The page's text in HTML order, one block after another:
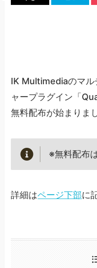
IK Multimediaのマル
ャープラグイン「
無料配布が始まりま
※無料配布
詳細はページ下部に